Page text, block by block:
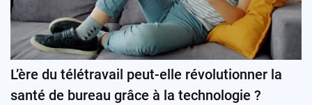
L’ère du télétravail peut-elle révolutionner la
santé de bureau grâce à la technologie ?